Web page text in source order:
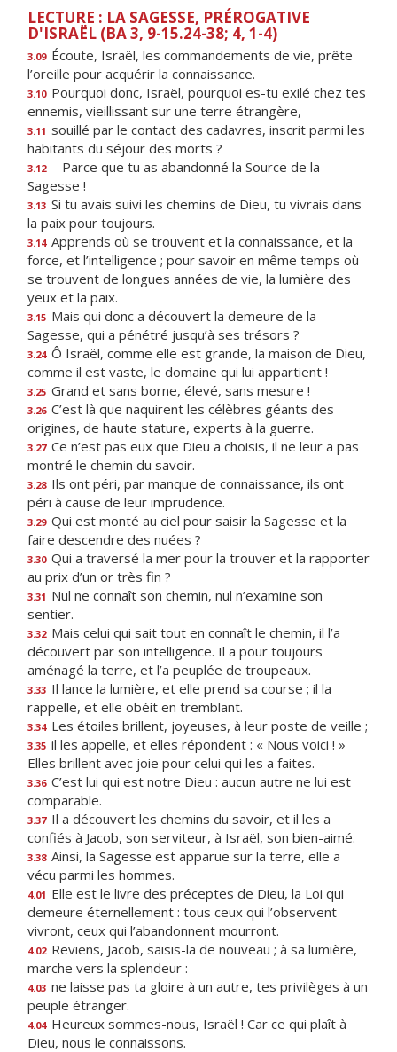
LECTURE : LA SAGESSE, PRÉROGATIVE
D'ISRAËL (BA 3, 9-15.24-38; 4, 1-4)
3.09 Écoute, Israël, les commandements de vie, prête
l’oreille pour acquérir la connaissance.
3.10 Pourquoi donc, Israël, pourquoi es-tu exilé chez tes
ennemis, vieillissant sur une terre étrangère,
3.11 souillé par le contact des cadavres, inscrit parmi les
habitants du séjour des morts ?
3.12 – Parce que tu as abandonné la Source de la
Sagesse !
3.13 Si tu avais suivi les chemins de Dieu, tu vivrais dans
la paix pour toujours.
3.14 Apprends où se trouvent et la connaissance, et la
force, et l’intelligence ; pour savoir en même temps où
se trouvent de longues années de vie, la lumière des
yeux et la paix.
3.15 Mais qui donc a découvert la demeure de la
Sagesse, qui a pénétré jusqu’à ses trésors ?
3.24 Ô Israël, comme elle est grande, la maison de Dieu,
comme il est vaste, le domaine qui lui appartient !
3.25 Grand et sans borne, élevé, sans mesure !
3.26 C’est là que naquirent les célèbres géants des
origines, de haute stature, experts à la guerre.
3.27 Ce n’est pas eux que Dieu a choisis, il ne leur a pas
montré le chemin du savoir.
3.28 Ils ont péri, par manque de connaissance, ils ont
péri à cause de leur imprudence.
3.29 Qui est monté au ciel pour saisir la Sagesse et la
faire descendre des nuées ?
3.30 Qui a traversé la mer pour la trouver et la rapporter
au prix d’un or très fin ?
3.31 Nul ne connaît son chemin, nul n’examine son
sentier.
3.32 Mais celui qui sait tout en connaît le chemin, il l’a
découvert par son intelligence. Il a pour toujours
aménagé la terre, et l’a peuplée de troupeaux.
3.33 Il lance la lumière, et elle prend sa course ; il la
rappelle, et elle obéit en tremblant.
3.34 Les étoiles brillent, joyeuses, à leur poste de veille ;
3.35 il les appelle, et elles répondent : « Nous voici ! »
Elles brillent avec joie pour celui qui les a faites.
3.36 C’est lui qui est notre Dieu : aucun autre ne lui est
comparable.
3.37 Il a découvert les chemins du savoir, et il les a
confiés à Jacob, son serviteur, à Israël, son bien-aimé.
3.38 Ainsi, la Sagesse est apparue sur la terre, elle a
vécu parmi les hommes.
4.01 Elle est le livre des préceptes de Dieu, la Loi qui
demeure éternellement : tous ceux qui l’observent
vivront, ceux qui l’abandonnent mourront.
4.02 Reviens, Jacob, saisis-la de nouveau ; à sa lumière,
marche vers la splendeur :
4.03 ne laisse pas ta gloire à un autre, tes privilèges à un
peuple étranger.
4.04 Heureux sommes-nous, Israël ! Car ce qui plaît à
Dieu, nous le connaissons.